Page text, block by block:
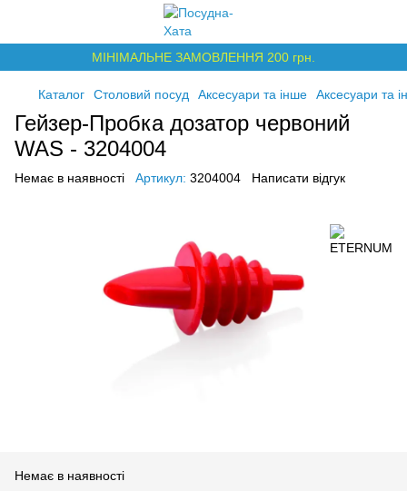
МІНІМАЛЬНЕ ЗАМОВЛЕННЯ 200 грн.
Каталог Столовий посуд Аксесуари та інше Аксесуари та
Гейзер-Пробка дозатор червоний
WAS - 3204004
Немає в наявності Артикул: 3204004 Написати відгук
Немає в наявності